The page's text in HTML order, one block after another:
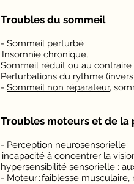
Troubles du sommeil
- Sommeil perturbé :
Insomnie chronique,
Sommeil réduit ou au
Perturbations du rythme
- Sommeil non réparateur,
Troubles moteurs et de la
- Perception neurosensorielle :
incapacité à concentrer la
hypersensibilité sensorielle :
- Moteur : faiblesse